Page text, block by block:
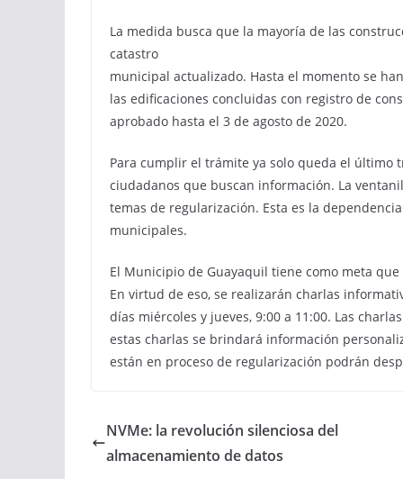
La medida busca que la mayoría de las
catastro
municipal actualizado. Hasta el momento se
las edificaciones concluidas con registro de
aprobado hasta el 3 de agosto de 2020.
Para cumplir el trámite ya solo queda el
ciudadanos que buscan información. La
temas de regularización. Esta es la
municipales.
El Municipio de Guayaquil tiene como meta
En virtud de eso, se realizarán charlas
días miércoles y jueves, 9:00 a 11:00. Las
estas charlas se brindará información
están en proceso de regularización podrán
NVMe: la revolución silenciosa del
almacenamiento de datos